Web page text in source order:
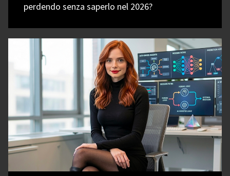
perdendo senza saperlo nel 2026?